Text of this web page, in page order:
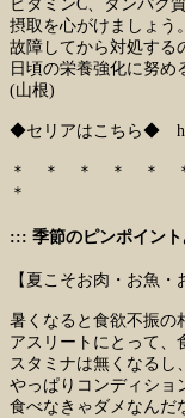
ビタミンC、タンパク
摂取を心がけましょう。
故障してから対処する
日頃の栄養強化に努め
(山根)
◆セリアはこちら◆
＊ ＊ ＊ ＊ ＊
＊
::: 季節のピンポイン
【夏こそお肉・お魚・
暑くなると食欲不振の
アスリートにとって、
スタミナは無くなるし
やっぱりコンディショ
食べなきゃダメなんだ